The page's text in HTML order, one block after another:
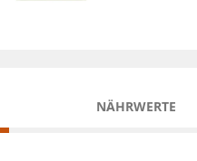
NÄHRWERTE